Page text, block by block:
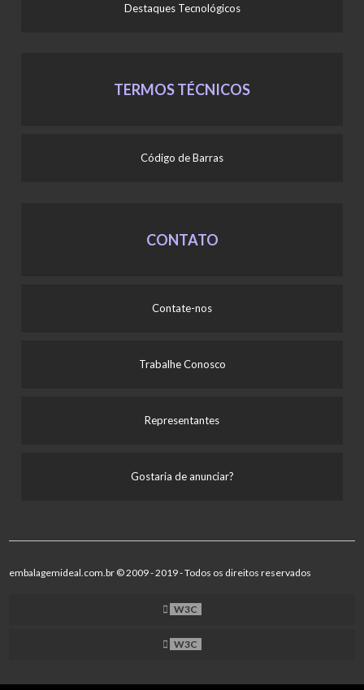
Destaques Tecnológicos
TERMOS TÉCNICOS
Código de Barras
CONTATO
Contate-nos
Trabalhe Conosco
Representantes
Gostaria de anunciar?
embalagemideal.com.br © 2009 - 2019 - Todos os direitos reservados
W3C
W3C